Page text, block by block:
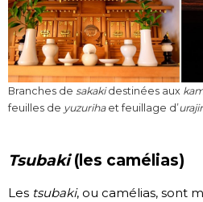
Branches de sakakidestinées aux
feuilles de yuzurihaet feuillage d’
Tsubaki(les camélias)
Les tsubaki, ou camélias, sont